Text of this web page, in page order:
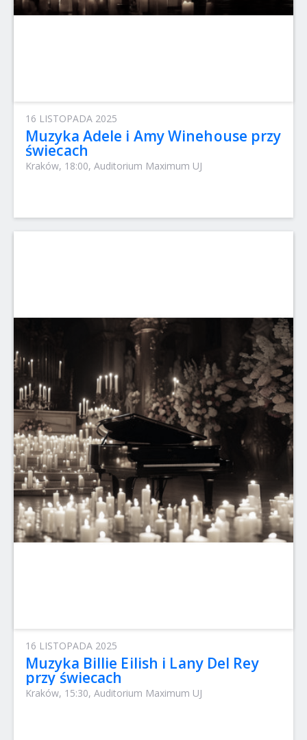
16 LISTOPADA 2025
Muzyka Adele i Amy Winehouse przy
świecach
Kraków, 18:00, Auditorium Maximum UJ
16 LISTOPADA 2025
Muzyka Billie Eilish i Lany Del Rey
przy świecach
Kraków, 15:30, Auditorium Maximum UJ